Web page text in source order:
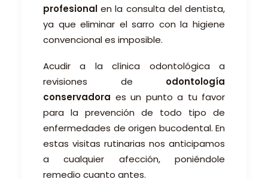
profesional en la consulta del dentista,
ya que eliminar el sarro con la higiene
convencional es imposible.
Acudir a la clínica odontológica a
revisiones de odontología
conservadora es un punto a tu favor
para la prevención de todo tipo de
enfermedades de origen bucodental. En
estas visitas rutinarias nos anticipamos
a cualquier afección, poniéndole
remedio cuanto antes.